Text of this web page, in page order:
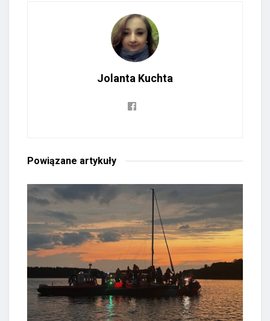
Jolanta Kuchta
Powiązane artykuły